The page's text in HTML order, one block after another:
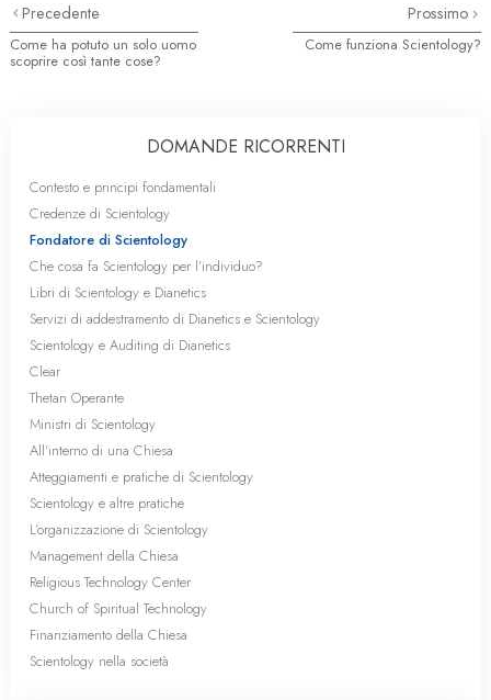
Precedente
Come ha potuto un solo uomo
scoprire così tante cose?
Prossimo
Come funziona Scientology?
DOMANDE RICORRENTI
Contesto e principi fondamentali
Credenze di Scientology
Fondatore di Scientology
Che cosa fa Scientology per l’individuo?
Libri di Scientology e Dianetics
Servizi di addestramento di Dianetics e Scientology
Scientology e Auditing di Dianetics
Clear
Thetan Operante
Ministri di Scientology
All’interno di una Chiesa
Atteggiamenti e pratiche di Scientology
Scientology e altre pratiche
L’organizzazione di Scientology
Management della Chiesa
Religious Technology Center
Church of Spiritual Technology
Finanziamento della Chiesa
Scientology nella società